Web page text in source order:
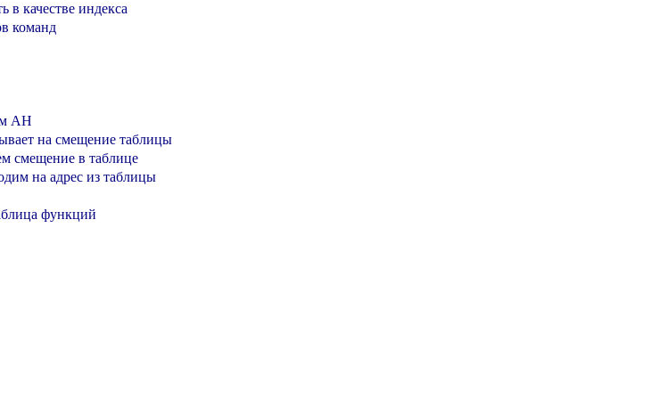
в качестве индекса
команд
AH
указывает на смещение таблицы
смещение в таблице
на адрес из таблицы
функций